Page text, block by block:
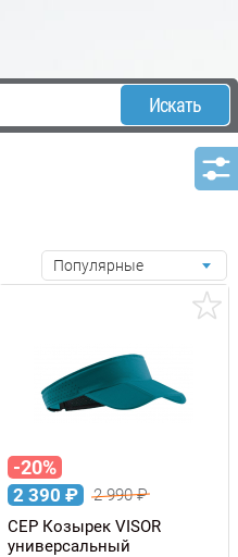
Искать
Популярные
-20%
2 390 ₽ 2 990₽
CEP Козырек VISOR
универсальный